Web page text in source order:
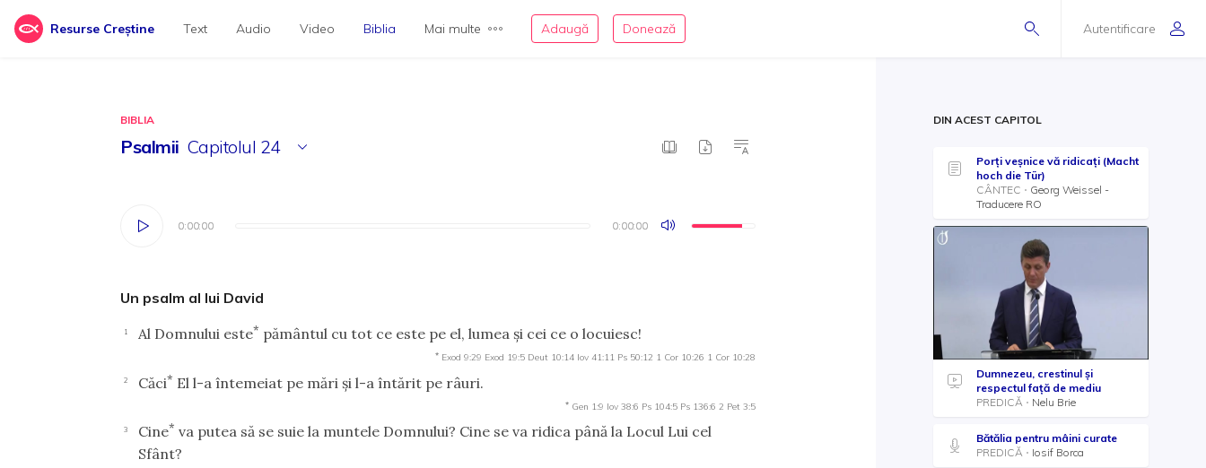
Resurse Creștine Autentificare
Text Audio Video Biblia Mai multe Adaugă Donează
BIBLIA
Psalmii Capitolul 24
0:00:00 0:00:00
0:00:00 0:00:00
Un psalm al lui David
1 Al Domnului este* pământul cu tot ce este pe el, lumea şi cei ce o locuiesc!
* Exod 9:29 Exod 19:5 Deut 10:14 Iov 41:11 Ps 50:12 1 Cor 10:26 1 Cor 10:28
2 Căci* El l-a întemeiat pe mări şi l-a întărit pe râuri.
* Gen 1:9 Iov 38:6 Ps 104:5 Ps 136:6 2 Pet 3:5
3 Cine* va putea să se suie la muntele Domnului? Cine se va ridica până la Locul Lui cel
Sfânt?
DIN ACEST CAPITOL
Porţi veşnice vă ridicaţi (Macht
hoch die Tür)
CÂNTEC
Georg Weissel -
Traducere RO
Dumnezeu, crestinul şi
respectul față de mediu
PREDICĂ
Nelu Brie
Bătălia pentru mâini curate
PREDICĂ
Iosif Borca